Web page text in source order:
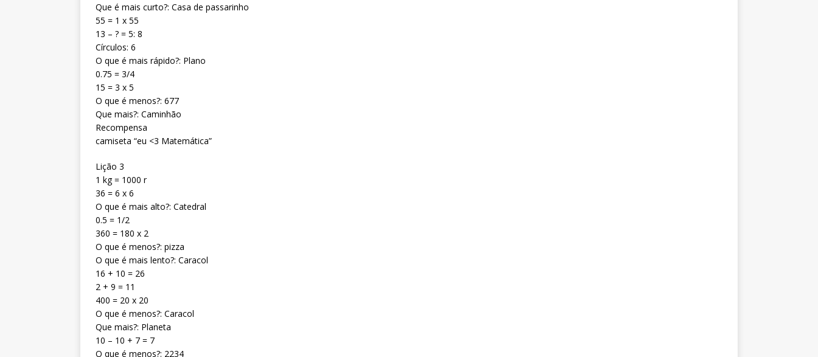
Que é mais curto?: Casa de passarinho
55 = 1 x 55
13 – ? = 5: 8
Círculos: 6
O que é mais rápido?: Plano
0.75 = 3/4
15 = 3 x 5
O que é menos?: 677
Que mais?: Caminhão
Recompensa
camiseta “eu <3 Matemática”
Lição 3
1 kg = 1000 r
36 = 6 x 6
O que é mais alto?: Catedral
0.5 = 1/2
360 = 180 x 2
O que é menos?: pizza
O que é mais lento?: Caracol
16 + 10 = 26
2 + 9 = 11
400 = 20 x 20
O que é menos?: Caracol
Que mais?: Planeta
10 – 10 + 7 = 7
O que é menos?: 2234